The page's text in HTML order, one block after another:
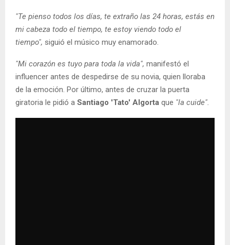
"Te pienso todos los días, te extraño las 24 horas, estás en
mi cabeza todo el tiempo, te estoy viendo todo el
tiempo", siguió el músico muy enamorado.
"Mi corazón es tuyo para toda la vida", manifestó el
influencer antes de despedirse de su novia, quien lloraba
de la emoción. Por último, antes de cruzar la puerta
giratoria le pidió a Santiago 'Tato' Algorta que "la cuide".